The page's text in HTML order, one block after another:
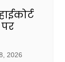
2026